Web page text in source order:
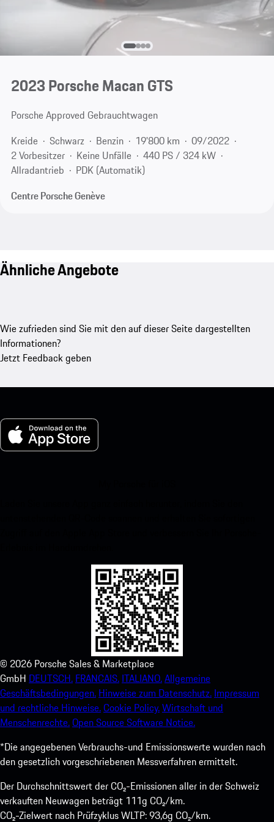
2023 Porsche Macan GTS
Porsche Approved Gebrauchtwagen
Kreide
Schwarz Benzin 19'800 km
09/2022
2 Vorbesitzer
Keine Unfälle
440 PS / 324 kW
Allradantrieb
PDK (Automatik)
Centre Porsche Genève
Ähnliche Angebote
Wie zufrieden sind Sie mit den auf dieser Seite dargestellten
Informationen?
Jetzt Feedback geben
© 2026 Porsche Sales & Marketplace
GmbH DEUTSCH. FRANCAIS. ITALIANO.Allgemeine
Geschäftsbedingungen. Hinweise zum Datenschutz. Impressum
und rechtliche Hinweise.Cookie Policy.Wirtschaft und
Menschenrechte.Open Source Software Notice.
*Die angegebenen Verbrauchs-und Emissionswerte wurden nach
den gesetzlich vorgeschriebenen Messverfahren ermittelt.
Der Durchschnittswert der CO₂-Emissionen aller in der Schweiz
verkauften Neuwagen beträgt 111g CO₂/km.
CO₂-Zielwert nach Prüfzyklus WLTP: 93,6g CO₂/km.